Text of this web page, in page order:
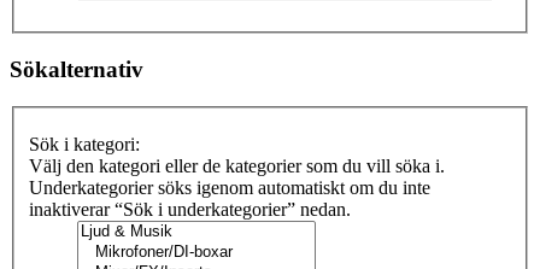
Sökalternativ
Sök i kategori:
Välj den kategori eller de kategorier som du vill söka i.
Underkategorier söks igenom automatiskt om du inte
inaktiverar “Sök i underkategorier” nedan.